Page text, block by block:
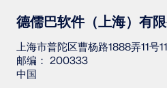
德儒巴软件（上海）有
上海市普陀区曹杨路1888弄11号
邮编： 200333
中国